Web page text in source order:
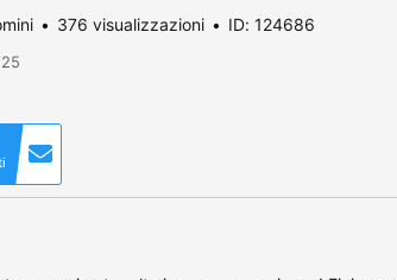
376 visualizzazioni ID: 124686